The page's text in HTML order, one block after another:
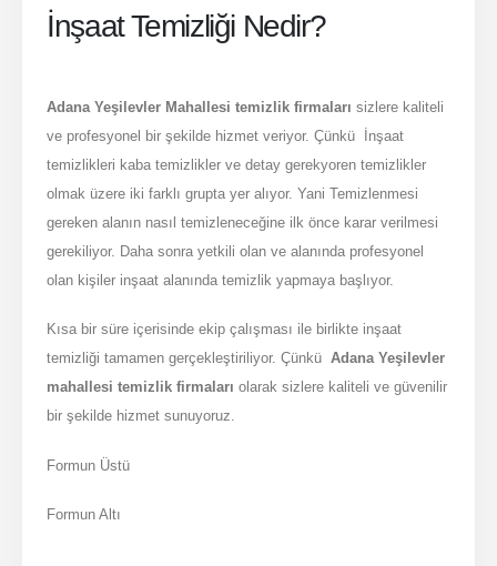
İnşaat Temizliği Nedir?
Adana Yeşilevler Mahallesi temizlik firmalarısizlere kaliteli
ve profesyonel bir şekilde hizmet veriyor. Çünkü İnşaat
temizlikleri kaba temizlikler ve detay gerekyoren temizlikler
olmak üzere iki farklı grupta yer alıyor. Yani Temizlenmesi
gereken alanın nasıl temizleneceğine ilk önce karar verilmesi
gerekiliyor. Daha sonra yetkili olan ve alanında profesyonel
olan kişiler inşaat alanında temizlik yapmaya başlıyor.
Kısa bir süre içerisinde ekip çalışması ile birlikte inşaat
temizliği tamamen gerçekleştiriliyor. ÇünküAdana Yeşilevler
mahallesi temizlik firmaları olarak sizlere kaliteli ve güvenilir
bir şekilde hizmet sunuyoruz.
Formun Üstü
Formun Altı